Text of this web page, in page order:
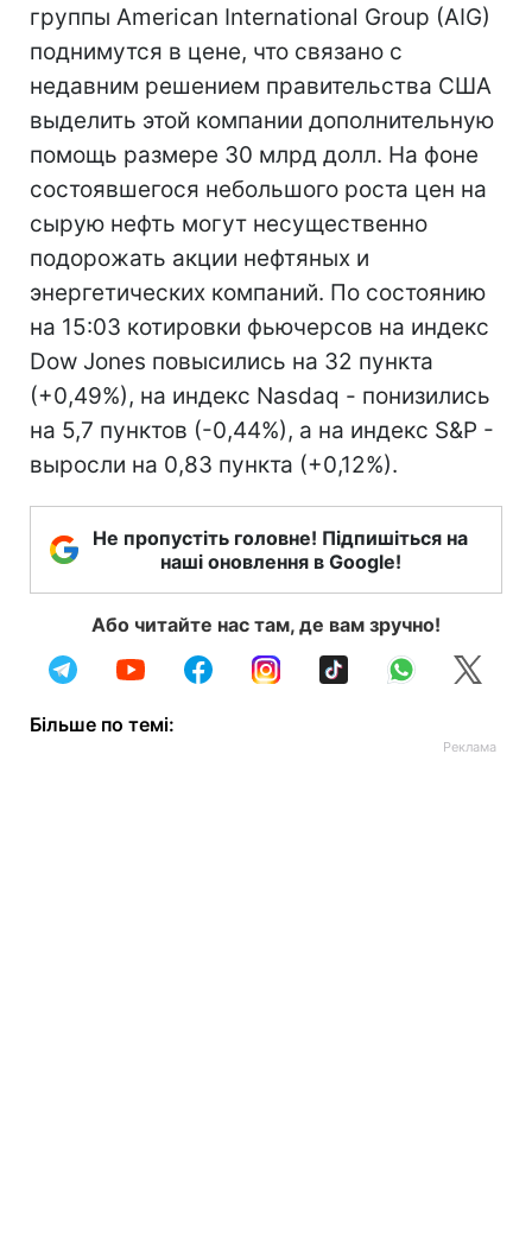
группы American International Group (AIG)
поднимутся в цене, что связано с
недавним решением правительства США
выделить этой компании дополнительную
помощь размере 30 млрд долл. На фоне
состоявшегося небольшого роста цен на
сырую нефть могут несущественно
подорожать акции нефтяных и
энергетических компаний. По состоянию
на 15:03 котировки фьючерсов на индекс
Dow Jones повысились на 32 пункта
(+0,49%), на индекс Nasdaq - понизились
на 5,7 пунктов (-0,44%), а на индекс S&P -
выросли на 0,83 пункта (+0,12%).
Не пропустіть головне! Підпишіться на
наші оновлення в Google!
Або читайте нас там, де вам зручно!
Більше по темі: